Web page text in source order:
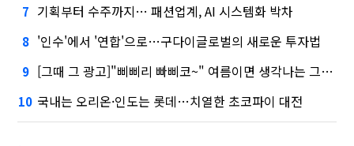
7 기획부터 수주까지… 패션업계, AI 시스템화 박차
8 '인수'에서 '연합'으로…구다이글로벌의 새로운 투자법
9 [그때 그 광고]"삐삐리 빠삐코~" 여름이면 생각나는 그 노래
10 국내는 오리온·인도는 롯데…치열한 초코파이 대전